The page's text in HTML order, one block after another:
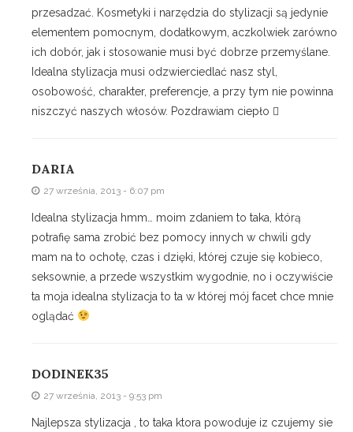
przesadzać. Kosmetyki i narzędzia do stylizacji są jedynie
elementem pomocnym, dodatkowym, aczkolwiek zarówno
ich dobór, jak i stosowanie musi być dobrze przemyślane.
Idealna stylizacja musi odzwierciedlać nasz styl,
osobowość, charakter, preferencje, a przy tym nie powinna
niszczyć naszych włosów. Pozdrawiam ciepło 
DARIA
27 września, 2013 - 6:07 pm
Idealna stylizacja hmm… moim zdaniem to taka, którą
potrafię sama zrobić bez pomocy innych w chwili gdy
mam na to ochotę, czas i dzięki, której czuje się kobieco,
seksownie, a przede wszystkim wygodnie, no i oczywiście
ta moja idealna stylizacja to ta w której mój facet chce mnie
oglądać
DODINEK35
27 września, 2013 - 9:53 pm
Najlepsza stylizacja , to taka ktora powoduje iz czujemy sie